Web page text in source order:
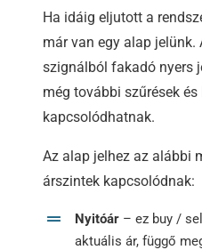
Ha idáig eljutott a
már van egy alap jelünk.
szignálból fakadó nyers
még további szűrések
kapcsolódhatnak.
Az alap jelhez az alábbi
árszintek kapcsolódnak:
Nyitóár – ez buy /
aktuális ár, függő